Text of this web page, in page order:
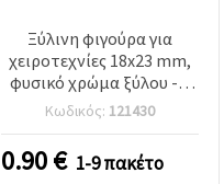
Ξύλινη φιγούρα για
χειροτεχνίες 18x23 mm,
φυσικό χρώμα ξύλου - 5
τεμ.
Κωδικός: 121430
0.90€ 1-9 πακέτο